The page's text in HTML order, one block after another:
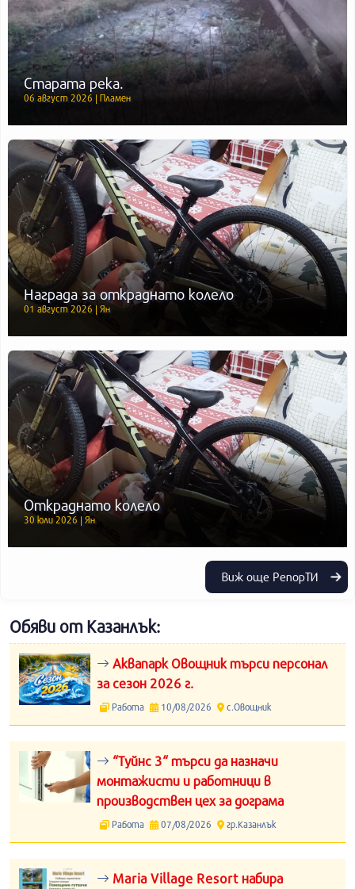
Старата река.
06 август 2026 | Пламен
Награда за откраднато колело
01 август 2026 | Ян
Откраднато колело
30 юли 2026 | Ян
Виж още РепорТИ
Обяви от Казанлък:
Аквапарк Овощник търси персонал
за сезон 2026 г.
Работа 10/08/2026 с.Овощник
“Туйнс 3“ търси да назначи
монтажисти и работници в
производствен цех за дограма
Работа 07/08/2026 гр.Казанлък
Maria Village Resort набира